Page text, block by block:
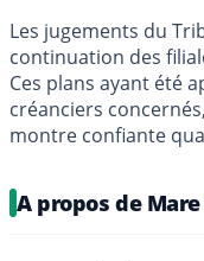
Les jugements du
continuation des
Ces plans ayant été
créanciers
montre confiante
A propos de